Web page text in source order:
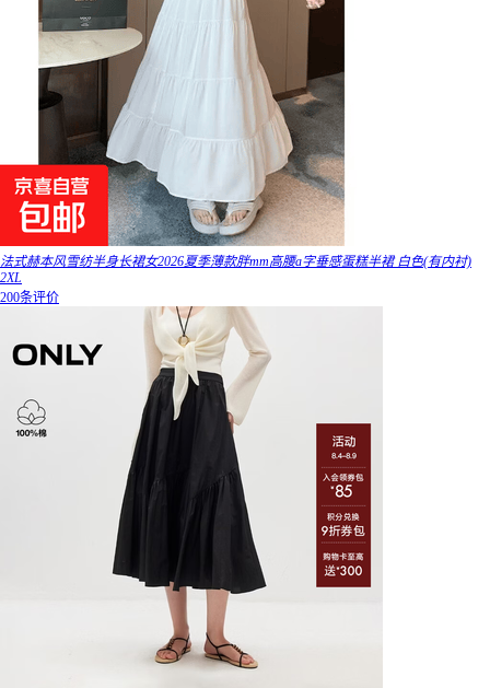
法式赫本风雪纺半身长裙女2026夏季薄款胖mm高腰a字垂感蛋糕半裙 白色(有内衬)
2XL
200条评价